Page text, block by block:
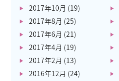
2017年10月 (19)
2017年8月 (25)
2017年6月 (21)
2017年4月 (19)
2017年2月 (13)
2016年12月 (24)